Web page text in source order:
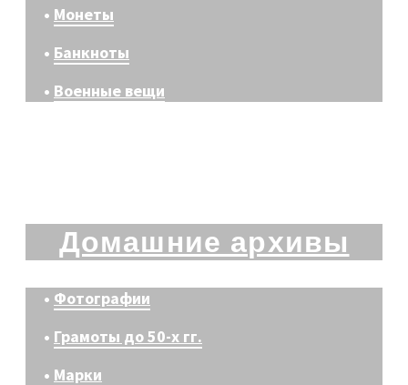
• Монеты
• Банкноты
• Военные вещи
Домашние архивы
• Фотографии
• Грамоты до 50-х гг.
• Марки